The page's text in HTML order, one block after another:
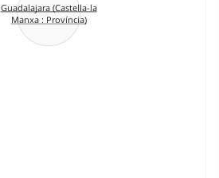
Guadalajara (Castella-la
Manxa : Província)